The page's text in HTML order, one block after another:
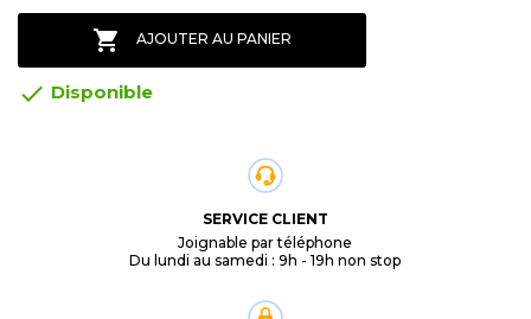
 AJOUTER AU PANIER
 Disponible
SERVICE CLIENT
Joignable par téléphone
Du lundi au samedi : 9h - 19h non stop